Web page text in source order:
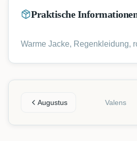
Praktische
Warme Jacke, Regenkleidung,
Augustus Valens